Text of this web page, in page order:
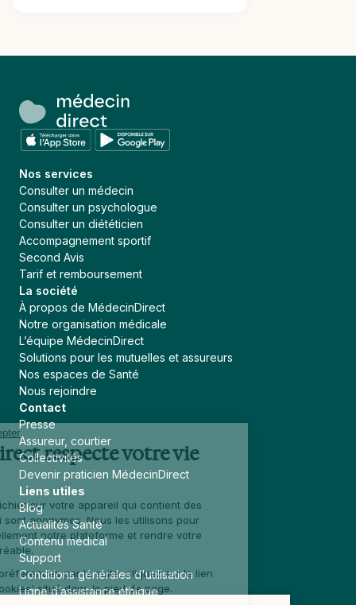
Nos services
Consulter un médecin
Consulter un psychologue
Consulter un diététicien
Accompagnement sportif
Second Avis
Tarif et remboursement
La société
À propos de MédecinDirect
Notre organisation médicale
L’équipe MédecinDirect
Solutions pour les mutuelles et assureurs
Nos espaces de Santé
Nous rejoindre
Contact
Presse
Assureur, courtier
Collectivités
Devenir praticien MédecinDirect
Liens utiles
Blog
Actualités Santé
Contenu médical
Support
Conditions générales d'utilisation
Ligne d’assistance éthique
Continuer sans accepter
MédecinDirect respecte votre vie
privée
Un cookie est un fichier sur votre appareil qui contient des
données. Celles-ci sont anonymes. Nous les utilisons pour
améliorer continuellement notre plateforme et rendre votre
navigation plus agréable.
Pour modifier vos préférences par la suite, cliquez sur le lien
'Préférences de cookies' situé dans le pied de page.